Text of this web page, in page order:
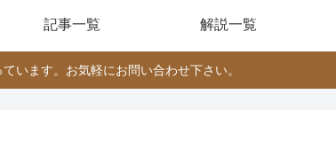
記事一覧 解説一覧
います。お気軽にお問い合わせ下さい。